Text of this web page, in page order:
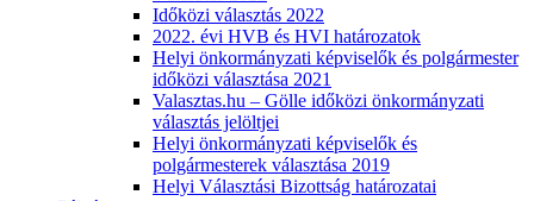
Időközi választás 2022
2022. évi HVB és HVI határozatok
Helyi önkormányzati képviselők és polgármester
időközi választása 2021
Valasztas.hu – Gölle időközi önkormányzati
választás jelöltjei
Helyi önkormányzati képviselők és
polgármesterek választása 2019
Helyi Választási Bizottság határozatai